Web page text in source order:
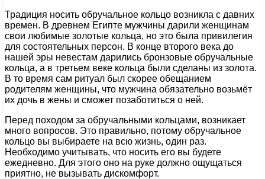
Традиция носить обручальное кольцо возникла с давних
времен. В древнем Египте мужчины дарили женщинам
свои любимые золотые кольца, но это была привилегия
для состоятельных персон. В конце второго века до
нашей эры невестам дарились бронзовые обручальные
кольца, а в третьем веке кольца были сделаны из золота.
В то время сам ритуал был скорее обещанием
родителям женщины, что мужчина обязательно возьмёт
их дочь в жены и сможет позаботиться о ней.
Перед походом за обручальными кольцами, возникает
много вопросов. Это правильно, потому обручальное
кольцо вы выбираете на всю жизнь, один раз.
Необходимо учитывать, что носить его вы будете
ежедневно. Для этого оно на руке должно ощущаться
приятно, не вызывать дискомфорт.